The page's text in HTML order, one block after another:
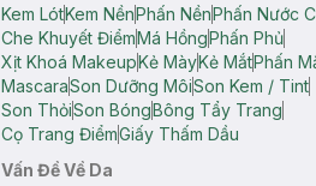
Kem LótKem NềnPhấn NềnPhấn Nước
Che Khuyết ĐiểmMá HồngPhấn Phủ
Xịt Khoá MakeupKẻ MàyKẻ MắtPhấn
MascaraSon Dưỡng MôiSon Kem / Tint
Son ThỏiSon BóngBông Tẩy Trang
Cọ Trang ĐiểmGiấy Thấm Dầu
Vấn Đề Về Da